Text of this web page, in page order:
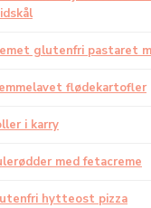
glutenfri pastaret
flødekartofler
i karry
med fetacreme
hytteost pizza